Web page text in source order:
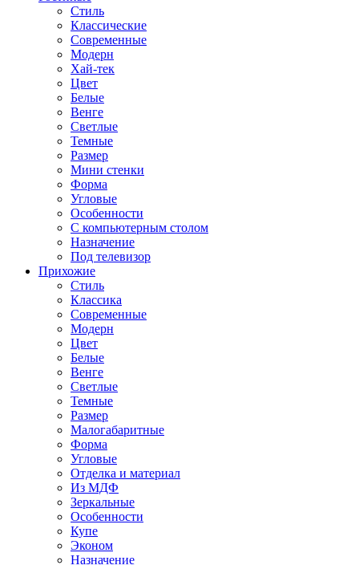
Стиль
Классические
Современные
Модерн
Хай-тек
Цвет
Белые
Венге
Светлые
Темные
Размер
Мини стенки
Форма
Угловые
Особенности
С компьютерным столом
Назначение
Под телевизор
Прихожие
Стиль
Классика
Современные
Модерн
Цвет
Белые
Венге
Светлые
Темные
Размер
Малогабаритные
Форма
Угловые
Отделка и материал
Из МДФ
Зеркальные
Особенности
Купе
Эконом
Назначение